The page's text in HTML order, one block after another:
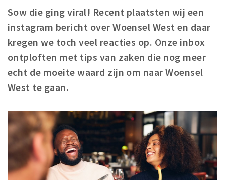
Winkels
Werken
Aanbiedingen
Ook reclame maken?
Over Eindhovens Rondje
Inloggen
Sow die ging viral! Recent plaatsten wij een
instagram bericht over Woensel West en daar
kregen we toch veel reacties op. Onze inbox
ontploften met tips van zaken die nog meer
echt de moeite waard zijn om naar Woensel
West te gaan.